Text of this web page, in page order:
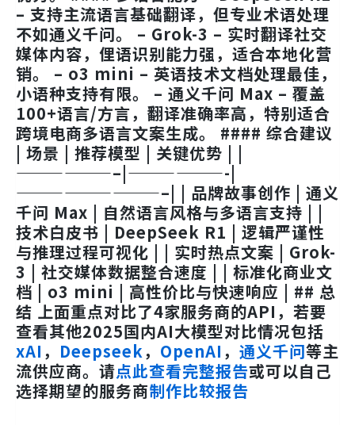
– 支持主流语言基础翻译，但专业术语处理
不如通义千问。 – Grok-3 – 实时翻译社交
媒体内容，俚语识别能力强，适合本地化营
销。 – o3 mini – 英语技术文档处理最佳，
小语种支持有限。 – 通义千问 Max – 覆盖
100+语言/方言，翻译准确率高，特别适合
跨境电商多语言文案生成。 #### 综合建议
| 场景 | 推荐模型 | 关键优势 | |
——————–|——————-|
—————————–| | 品牌故事创作 | 通义
千问 Max | 自然语言风格与多语言支持 | |
技术白皮书 | DeepSeek R1 | 逻辑严谨性
与推理过程可视化 | | 实时热点文案 | Grok-
3 | 社交媒体数据整合速度 | | 标准化商业文
档 | o3 mini | 高性价比与快速响应 | ## 总
结 上面重点对比了4家服务商的API，若要
查看其他2025国内AI大模型对比情况包括
xAI ， Deepseek， OpenAI ， 通义千问等主
流供应商。请点此查看完整报告或可以自己
选择期望的服务商制作比较报告